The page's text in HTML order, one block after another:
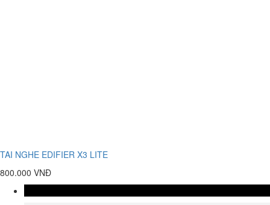
TAI NGHE EDIFIER X3 LITE
800.000 VNĐ